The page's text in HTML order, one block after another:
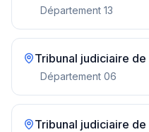
Département 13
Tribunal judiciaire de
Département 06
Tribunal judiciaire de